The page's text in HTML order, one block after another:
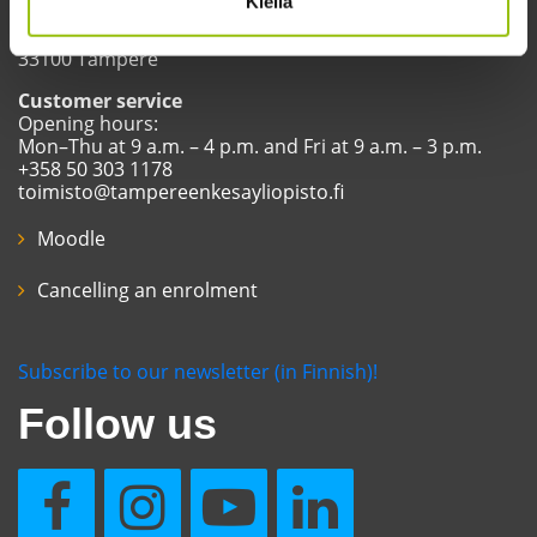
Tampere Summer University
Yliopistonkatu 60 A (4th floor)
33100 Tampere
Customer service
Opening hours:
Mon–Thu at 9 a.m. – 4 p.m. and Fri at 9 a.m. – 3 p.m.
+358 50 303 1178
toimisto@tampereenkesayliopisto.fi
Moodle
Cancelling an enrolment
Subscribe to our newsletter (in Finnish)!
Follow us